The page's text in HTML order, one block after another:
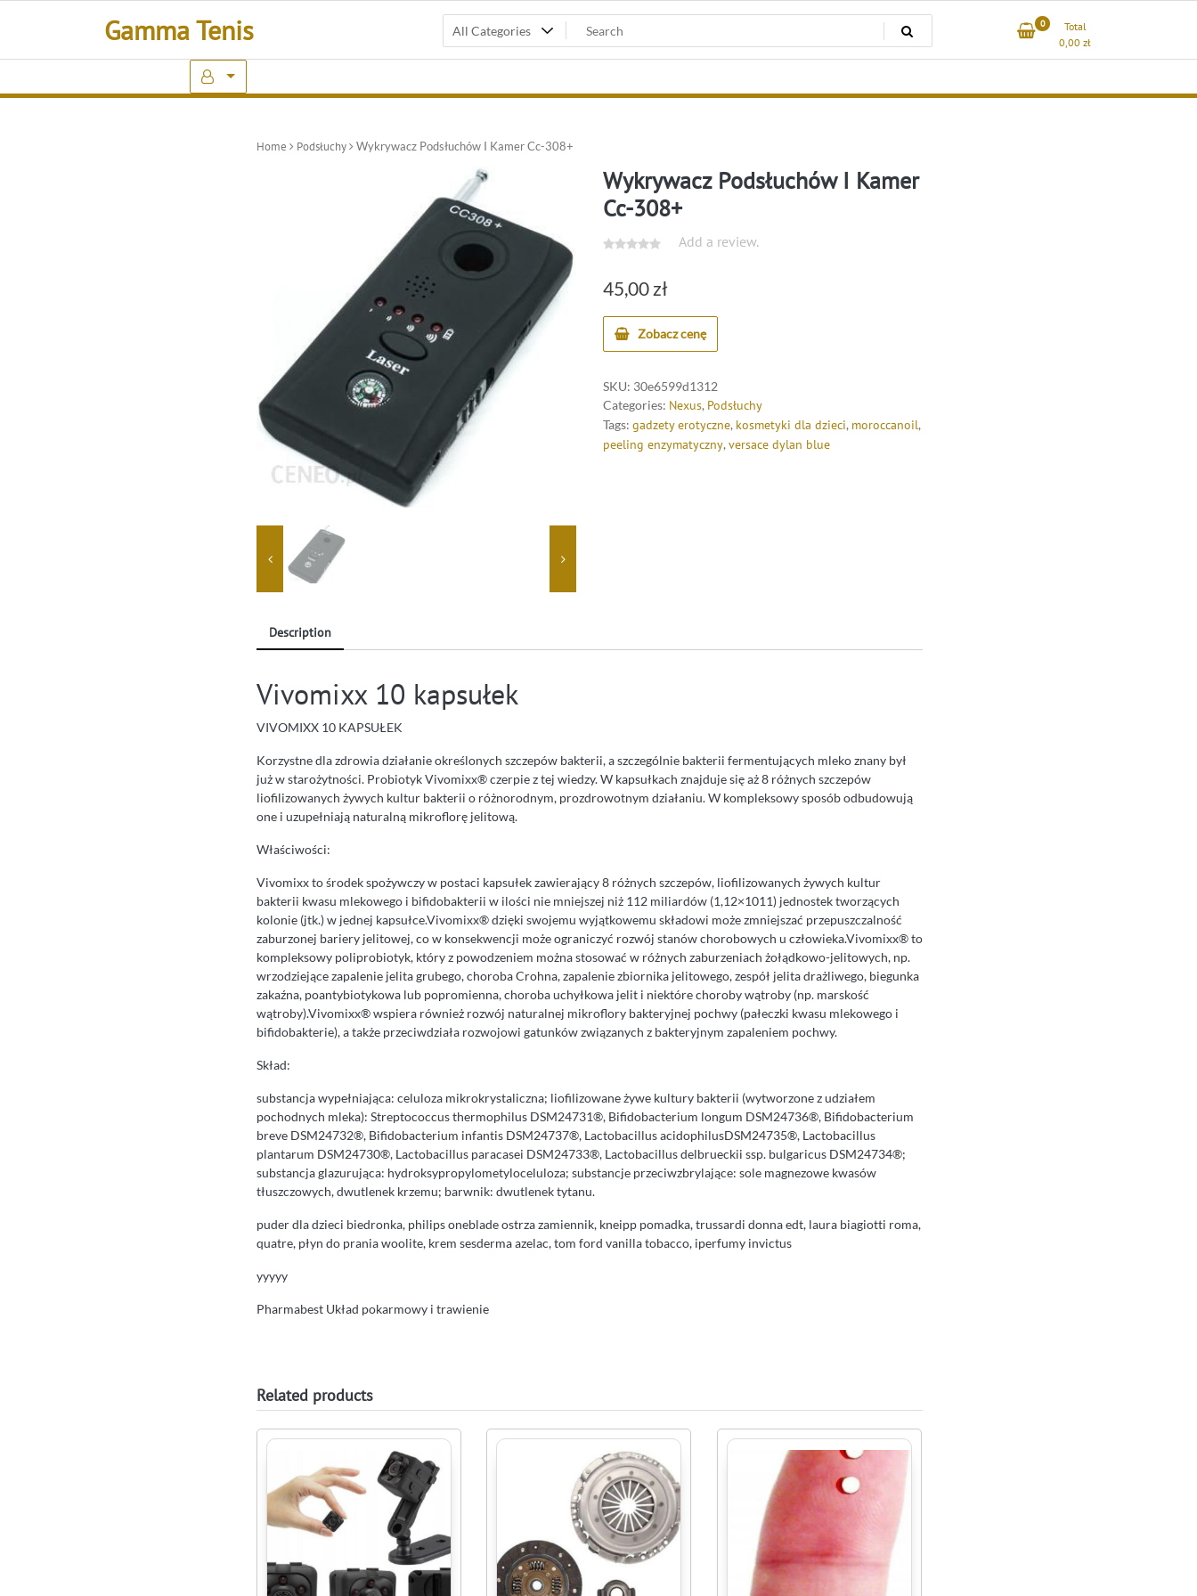
Gamma Tenis 0
Total
0,00 zł
Home Podsłuchy Wykrywacz Podsłuchów I Kamer Cc-308+
Wykrywacz Podsłuchów I Kamer
Cc-308+
Add a review.
45,00 zł
Zobacz cenę
SKU: 30e6599d1312
Categories: Nexus, Podsłuchy
Tags: gadzety erotyczne, kosmetyki dla dzieci, moroccanoil,
peeling enzymatyczny, versace dylan blue
Description
Vivomixx 10 kapsułek
VIVOMIXX 10 KAPSUŁEK
Korzystne dla zdrowia działanie określonych szczepów bakterii, a szczególnie bakterii fermentujących mleko znany był
już w starożytności. Probiotyk Vivomixx® czerpie z tej wiedzy. W kapsułkach znajduje się aż 8 różnych szczepów
liofilizowanych żywych kultur bakterii o różnorodnym, prozdrowotnym działaniu. W kompleksowy sposób odbudowują
one i uzupełniają naturalną mikroflorę jelitową.
Właściwości:
Vivomixx to środek spożywczy w postaci kapsułek zawierający 8 różnych szczepów, liofilizowanych żywych kultur
bakterii kwasu mlekowego i bifidobakterii w ilości nie mniejszej niż 112 miliardów (1,12×1011) jednostek tworzących
kolonie (jtk.) w jednej kapsułce.Vivomixx® dzięki swojemu wyjątkowemu składowi może zmniejszać przepuszczalność
zaburzonej bariery jelitowej, co w konsekwencji może ograniczyć rozwój stanów chorobowych u człowieka.Vivomixx® to
kompleksowy poliprobiotyk, który z powodzeniem można stosować w różnych zaburzeniach żołądkowo-jelitowych, np.
wrzodziejące zapalenie jelita grubego, choroba Crohna, zapalenie zbiornika jelitowego, zespół jelita drażliwego, biegunka
zakaźna, poantybiotykowa lub popromienna, choroba uchyłkowa jelit i niektóre choroby wątroby (np. marskość
wątroby).Vivomixx® wspiera również rozwój naturalnej mikroflory bakteryjnej pochwy (pałeczki kwasu mlekowego i
bifidobakterie), a także przeciwdziała rozwojowi gatunków związanych z bakteryjnym zapaleniem pochwy.
Skład:
substancja wypełniająca: celuloza mikrokrystaliczna; liofilizowane żywe kultury bakterii (wytworzone z udziałem
pochodnych mleka): Streptococcus thermophilus DSM24731®, Bifidobacterium longum DSM24736®, Bifidobacterium
breve DSM24732®, Bifidobacterium infantis DSM24737®, Lactobacillus acidophilusDSM24735®, Lactobacillus
plantarum DSM24730®, Lactobacillus paracasei DSM24733®, Lactobacillus delbrueckii ssp. bulgaricus DSM24734®;
substancja glazurująca: hydroksypropylometyloceluloza; substancje przeciwzbrylające: sole magnezowe kwasów
tłuszczowych, dwutlenek krzemu; barwnik: dwutlenek tytanu.
puder dla dzieci biedronka, philips oneblade ostrza zamiennik, kneipp pomadka, trussardi donna edt, laura biagiotti roma,
quatre, płyn do prania woolite, krem sesderma azelac, tom ford vanilla tobacco, iperfumy invictus
yyyyy
Pharmabest Układ pokarmowy i trawienie
Related products